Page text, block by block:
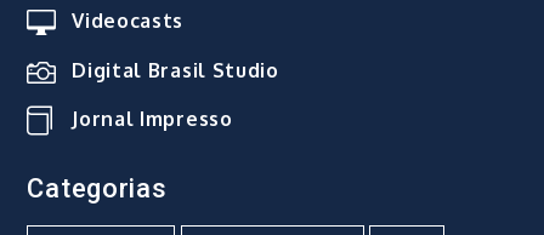
Videocasts
Digital Brasil Studio
Jornal Impresso
Categorias